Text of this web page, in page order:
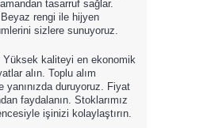
tasarruf sağlar.
rengi ile hijyen
sizlere sunuyoruz.
kaliteyi en ekonomik
alın. Toplu alım
duruyoruz. Fiyat
faydalanın. Stoklarımız
işinizi kolaylaştırın.